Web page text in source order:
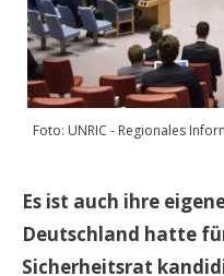
Foto: UNRIC - Regionales
Es ist auch ihre
Deutschland hatte
Sicherheitsrat